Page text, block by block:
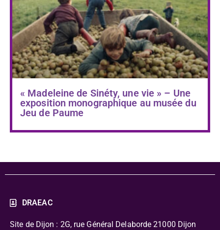
« Madeleine de Sinéty, une vie » – Une
exposition monographique au musée du
Jeu de Paume
DRAEAC
Site de Dijon : 2G, rue Général Delaborde 21000 Dijon